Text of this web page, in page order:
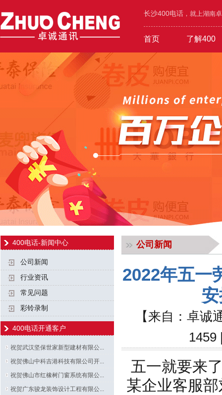
长沙400电话 ，就上湖南
首页 了解400
400价值 400功能
600元年套餐
工业/环保/能源 机械/设备/五金
400电话-新闻中心
公司新闻
行业资讯
常见问题
彩铃录制
400电话开通客户
祝贺武汉坚保世家新型建材有限公...
祝贺佛山中科吉港科技有限公司开...
祝贺佛山市红橡树门窗系统有限公...
祝贺广东骏龙装饰设计工程有限公...
公司新闻
2022年五一
【来自：卓诚
1459
五一就要来
某企业客服